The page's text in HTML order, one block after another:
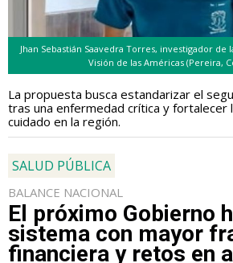
Jhan Sebastián Saavedra Torres, investigador
Visión de las Américas (Pereira,
La propuesta busca estandarizar el
tras una enfermedad crítica y fortalecer
cuidado en la región.
SALUD PÚBLICA
BALANCE NACIONAL
El próximo Gobierno
sistema con mayor
financiera y retos en